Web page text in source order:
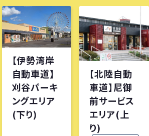
【伊勢湾岸
自動車道】
刈谷パーキ
ングエリア
(下り)
【北陸自動
車道】尼御
前サービス
エリア(上
り)